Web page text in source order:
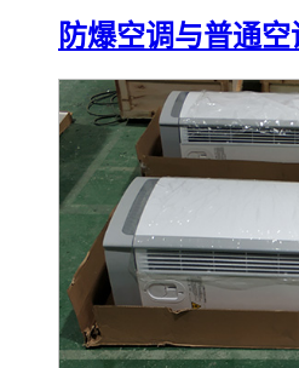
防爆空调与普通空